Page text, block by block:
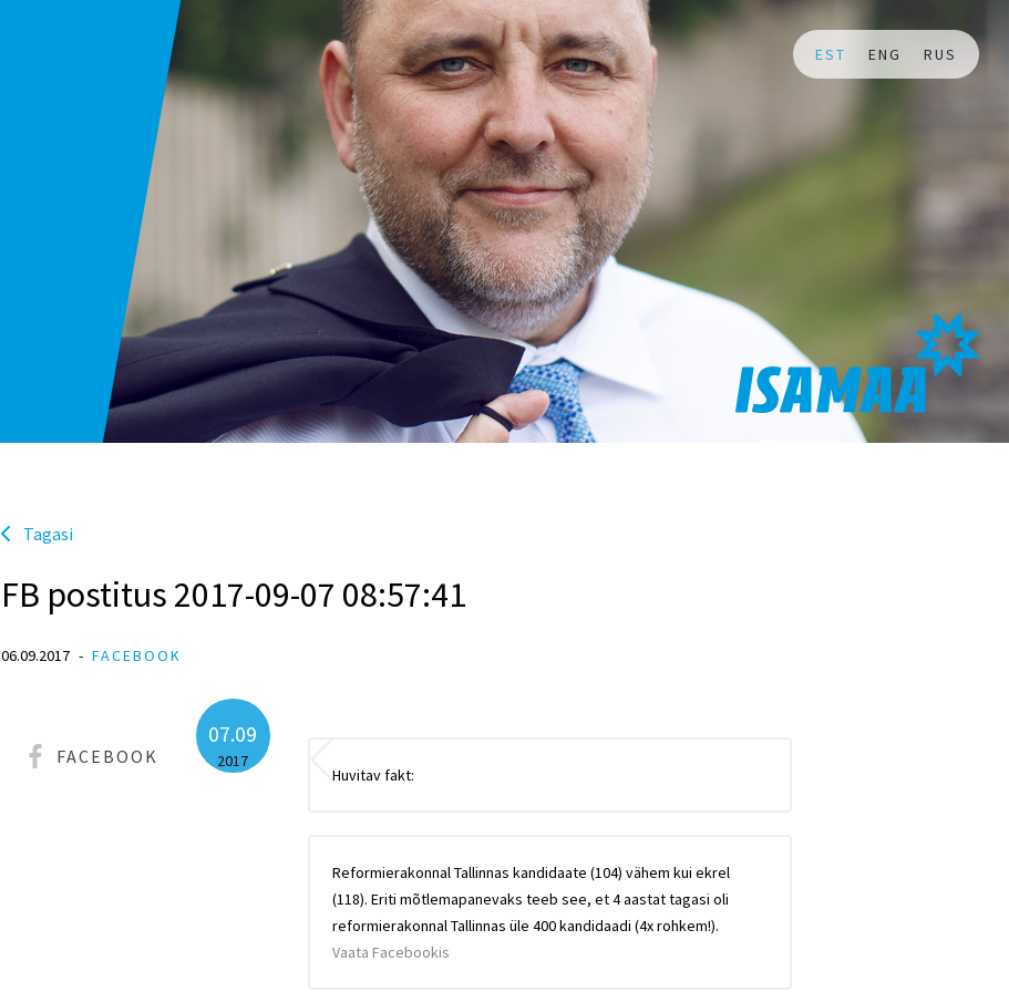
EST ENG RUS
Tagasi
FB postitus 2017-09-07 08:57:41
06.09.2017 FACEBOOK
FACEBOOK
07.09
2017
Huvitav fakt:
Reformierakonnal Tallinnas kandidaate (104) vähem kui ekrel
(118). Eriti mõtlemapanevaks teeb see, et 4 aastat tagasi oli
reformierakonnal Tallinnas üle 400 kandidaadi (4x rohkem!).
Vaata Facebookis